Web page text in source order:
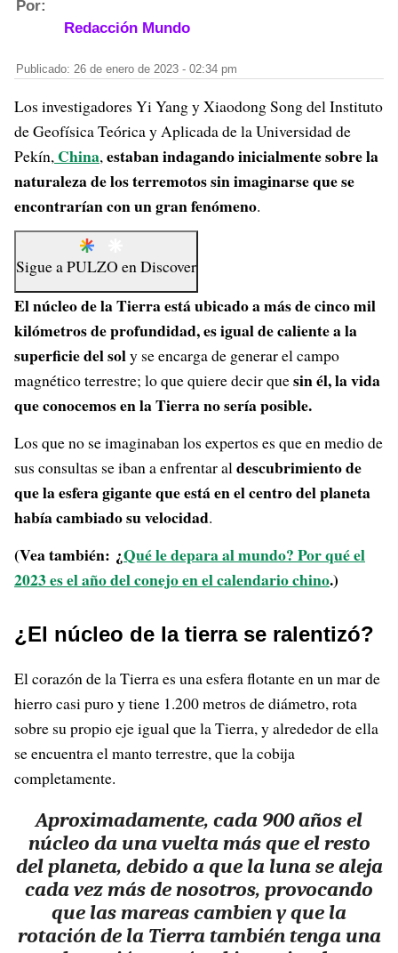
Por:
Redacción Mundo
Publicado: 26 de enero de 2023 - 02:34 pm
Los investigadores Yi Yang y Xiaodong Song del Instituto
de Geofísica Teórica y Aplicada de la Universidad de
Pekín, China,estaban indagando inicialmente sobre la
naturaleza de los terremotos sin imaginarse que se
encontrarían con un gran fenómeno.
Sigue aPULZO enDiscover
El núcleo de la Tierra está ubicado a más de cinco mil
kilómetros de profundidad, es igual de caliente a la
superficie del soly se encarga de generar el campo
magnético terrestre; lo que quiere decir quesin él, la vida
que conocemos en la Tierra no sería posible.
Los que no se imaginaban los expertos es que en medio de
sus consultas se iban a enfrentar aldescubrimiento de
que la esfera gigante que está en el centro del planeta
había cambiado su velocidad.
(Vea también: ¿Qué le depara al mundo? Por qué el
2023 es el año del conejo en el calendario chino.)
¿El núcleo de la tierra se ralentizó?
El corazón de la Tierra es una esfera flotante en un mar de
hierro casi puro y tiene 1.200 metros de diámetro, rota
sobre su propio eje igual que la Tierra, y alrededor de ella
se encuentra el manto terrestre, que la cobija
completamente.
Aproximadamente, cada 900 años el
núcleo da una vuelta más que el resto
del planeta, debido a que la luna se aleja
cada vez más de nosotros, provocando
que las mareas cambien y que la
rotación de la Tierra también tenga una